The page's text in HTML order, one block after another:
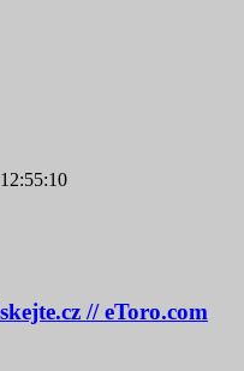
// eToro.com